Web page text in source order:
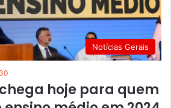
Notícias Gerais
hoje para quem